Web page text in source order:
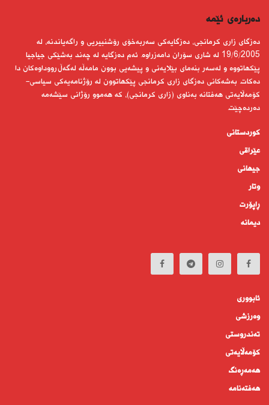
دەربارەى ئێمە
دەزگای زاری كرمانجی، دەزگایەكی سەربەخۆی رۆشنبیریی و راگەیاندنە، لە
19/6/2005 لە شاری سۆران دامەزراوە. ئەم دەزگایە لە چەند بەشێكی جیاجیا
پێكهاتووە و لەسەر بنەمای بێلایەنی و پیشەیی بوون مامەڵە لەگەڵ رووداوەكان دا
دەكات. بەشەكانی دەزگای زاری كرمانجی پێكهاتوون لە رۆژنامەیەكی سیاسی-
كۆمەڵایەتی هەفتانە بەناوی (زاری كرمانجی)، كە هەموو رۆژانی سێشەمە
دەردەچێت.
کوردستانى
عێراقی
جیهانى
وتار
ڕاپۆرت
دیمانە
ئابوورى
وەرزشی
تەندروستى
كۆمه‌ڵايه‌تى
هەمەڕەنگ
هەفتەنامە